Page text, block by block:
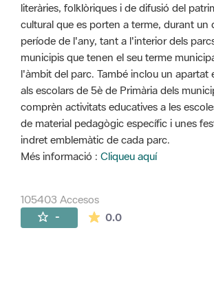
literàries, folklòriques i de difusió del
cultural que es porten a terme, durant un
període de l'any, tant a l'interior dels
municipis que tenen el seu terme
l'àmbit del parc. També inclou un apartat
als escolars de 5è de Primària dels
comprèn activitats educatives a les
de material pedagògic específic i unes
indret emblemàtic de cada parc.
Més informació : Cliqueu aquí
105403 Accesos
- 0.0La valoración